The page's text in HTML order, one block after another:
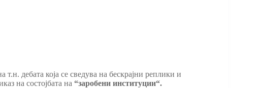
дебата која се сведува на бескрајни реплики и
на состојбата на“заробени институции“.